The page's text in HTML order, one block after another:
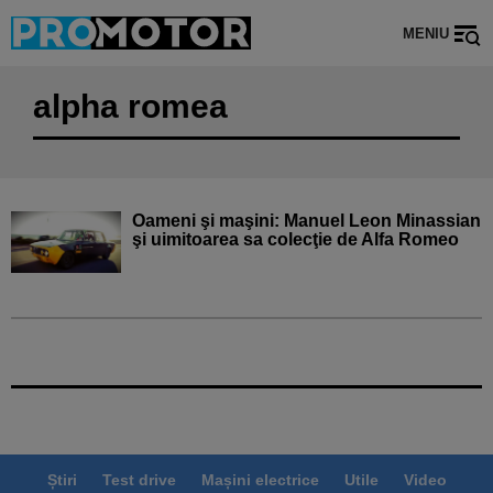
MENIU
alpha romea
Oameni şi maşini: Manuel Leon Minassian
şi uimitoarea sa colecţie de Alfa Romeo
Știri Test drive Mașini electrice Utile
Video